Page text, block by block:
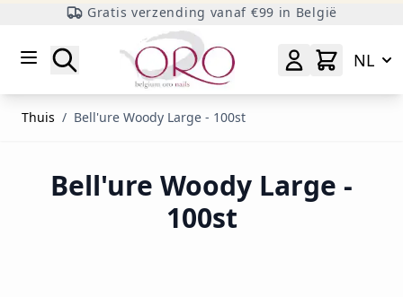
Gratis verzending vanaf €99 in België
Zoeken
NL
Thuis / Bell'ure Woody Large - 100st
Bell'ure Woody Large -
100st